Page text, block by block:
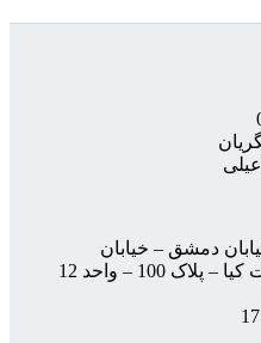
دمشق – خیابان
100 – واحد 12